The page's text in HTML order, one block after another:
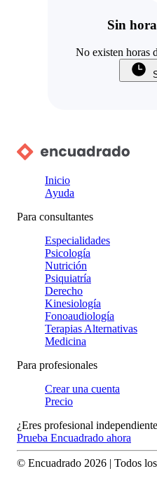
Sin
No existen horas
Inicio
Ayuda
Para consultantes
Especialidades
Psicología
Nutrición
Psiquiatría
Derecho
Kinesiología
Fonoaudiología
Terapias Alternativas
Medicina
Para profesionales
Crear una cuenta
Precio
¿Eres profesional
Prueba Encuadrado ahora
© Encuadrado 2026 | Todos